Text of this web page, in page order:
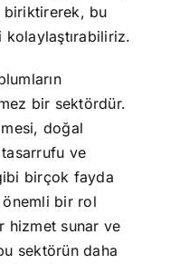
biriktirerek, bu
kolaylaştırabiliriz.
bir sektördür.
doğal
tasarrufu ve
birçok fayda
önemli bir rol
hizmet sunar ve
sektörün daha